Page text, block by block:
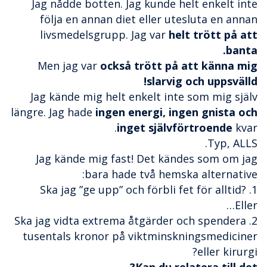
Jag nådde botten. Jag kunde helt enkelt inte
följa en annan diet eller utesluta en annan
livsmedelsgrupp. Jag var helt trött på att
banta.
Men jag var också trött på att känna mig
slarvig och uppsvälld!
Jag kände mig helt enkelt inte som mig själv
längre. Jag hade ingen energi, ingen gnista och
inget självförtroende kvar.
Typ, ALLS.
Jag kände mig fast! Det kändes som om jag
bara hade två hemska alternative:
1. Ska jag ”ge upp” och förbli fet för alltid?
Eller…
2. Ska jag vidta extrema åtgärder och spendera
tusentals kronor på viktminskningsmediciner
eller kirurgi?